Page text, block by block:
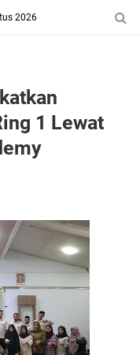
2026
1 Lewat